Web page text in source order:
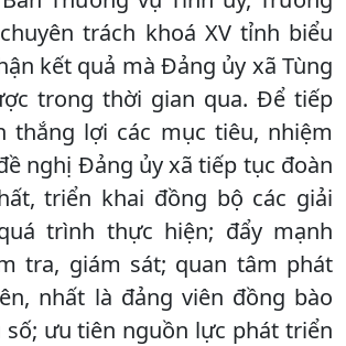
trách khoá XV tỉnh biểu
kết quả mà Đảng ủy xã Tùng
trong thời gian qua. Để tiếp
thắng lợi các mục tiêu, nhiệm
nghị Đảng ủy xã tiếp tục đoàn
triển khai đồng bộ các giải
trình thực hiện; đẩy mạnh
tra, giám sát; quan tâm phát
nhất là đảng viên đồng bào
số; ưu tiên nguồn lực phát triển